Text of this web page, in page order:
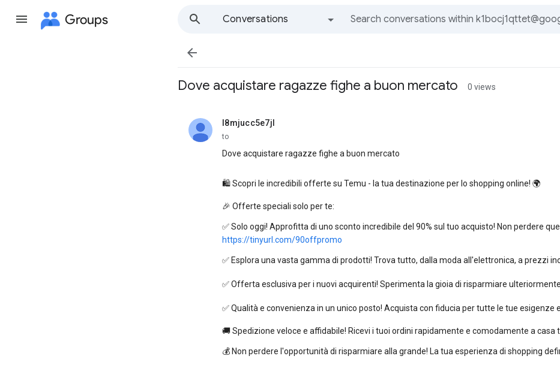
Groups
Conversations

Dove acquistare ragazze fighe a buon mercato 0 views
l8mjucc5e7jl
unread,
to
Dove acquistare ragazze fighe a buon mercato
🛍️ Scopri le incredibili offerte su Temu - la tua destinazione per lo shopping online! 🌍
🎉 Offerte speciali solo per te:
✅ Solo oggi! Approfitta di uno sconto incredibile del 90% sul tuo acquisto! Non perdere
https://tinyurl.com/90offpromo
✅ Esplora una vasta gamma di prodotti! Trova tutto, dalla moda all'elettronica, a prezzi
✅ Offerta esclusiva per i nuovi acquirenti! Sperimenta la gioia di risparmiare
✅ Qualità e convenienza in un unico posto! Acquista con fiducia per tutte le tue
🚚 Spedizione veloce e affidabile! Ricevi i tuoi ordini rapidamente e comodamente a casa
💰 Non perdere l'opportunità di risparmiare alla grande! La tua esperienza di shopping